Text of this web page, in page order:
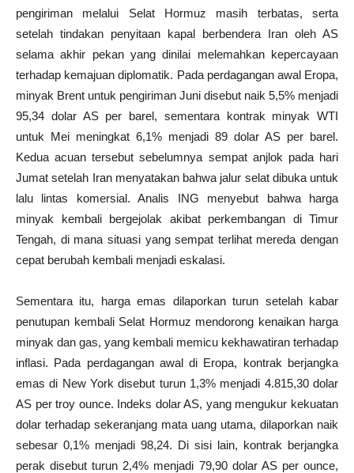
pengiriman melalui Selat Hormuz masih terbatas, serta
setelah tindakan penyitaan kapal berbendera Iran oleh AS
selama akhir pekan yang dinilai melemahkan kepercayaan
terhadap kemajuan diplomatik. Pada perdagangan awal Eropa,
minyak Brent untuk pengiriman Juni disebut naik 5,5% menjadi
95,34 dolar AS per barel, sementara kontrak minyak WTI
untuk Mei meningkat 6,1% menjadi 89 dolar AS per barel.
Kedua acuan tersebut sebelumnya sempat anjlok pada hari
Jumat setelah Iran menyatakan bahwa jalur selat dibuka untuk
lalu lintas komersial. Analis ING menyebut bahwa harga
minyak kembali bergejolak akibat perkembangan di Timur
Tengah, di mana situasi yang sempat terlihat mereda dengan
cepat berubah kembali menjadi eskalasi.
Sementara itu, harga emas dilaporkan turun setelah kabar
penutupan kembali Selat Hormuz mendorong kenaikan harga
minyak dan gas, yang kembali memicu kekhawatiran terhadap
inflasi. Pada perdagangan awal di Eropa, kontrak berjangka
emas di New York disebut turun 1,3% menjadi 4.815,30 dolar
AS per troy ounce. Indeks dolar AS, yang mengukur kekuatan
dolar terhadap sekeranjang mata uang utama, dilaporkan naik
sebesar 0,1% menjadi 98,24. Di sisi lain, kontrak berjangka
perak disebut turun 2,4% menjadi 79,90 dolar AS per ounce,